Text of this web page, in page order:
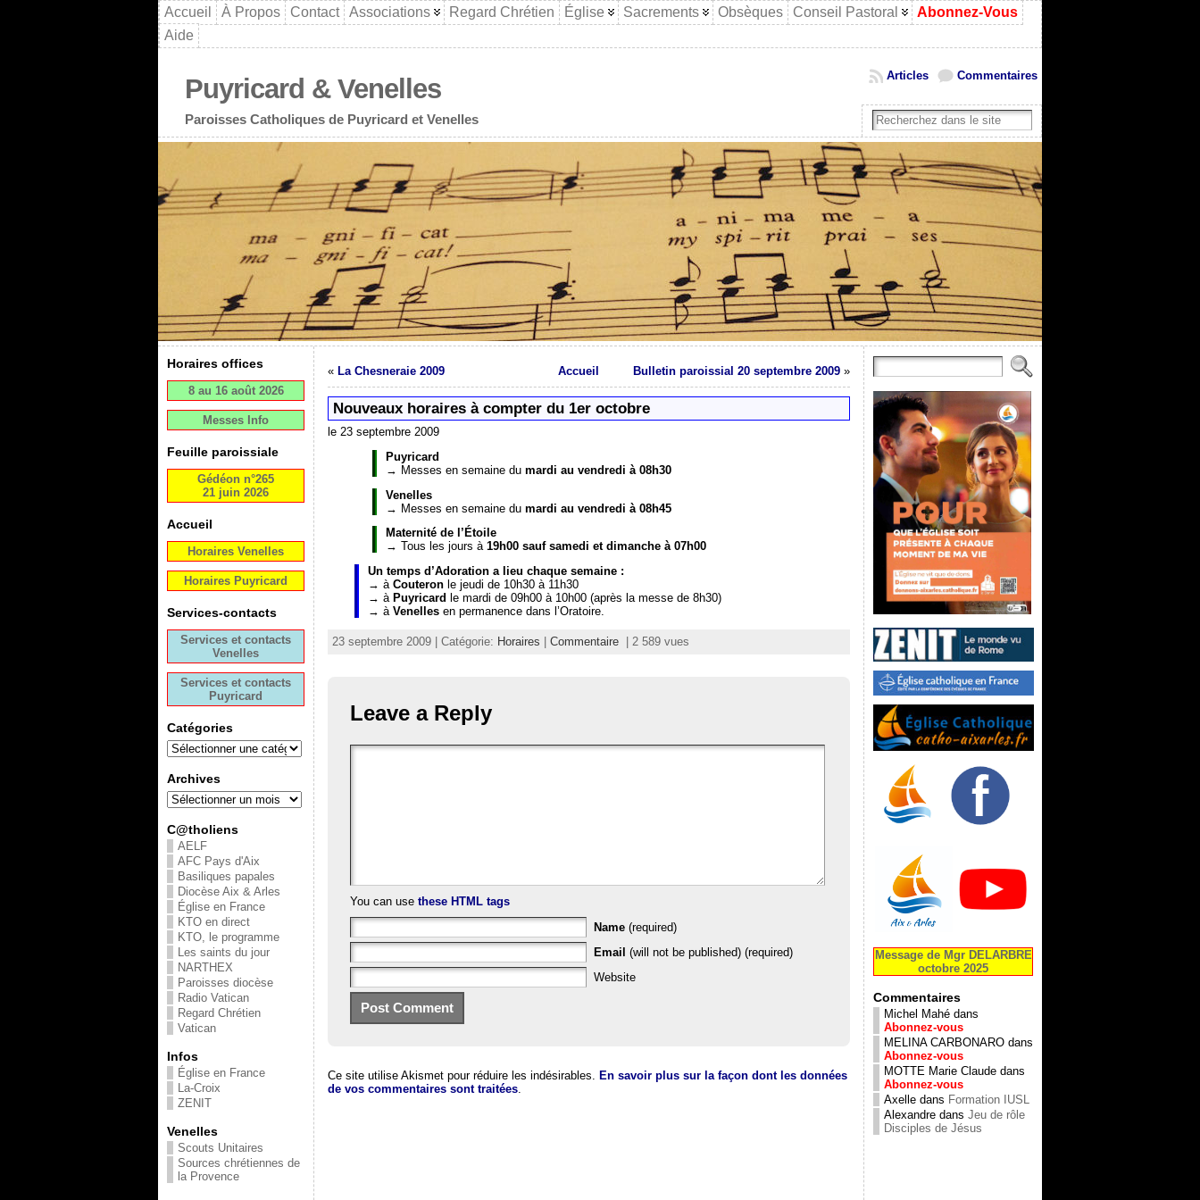
Accueil À Propos Contact Associations Regard Chrétien Église Sacrements Obsèques Conseil Pastoral
Abonnez-Vous
Aide
Puyricard & Venelles
Paroisses Catholiques de Puyricard et Venelles
Commentaires
Articles
Horaires offices
8 au 16 août 2026
Messes Info
Feuille paroissiale
Gédéon n°265
21 juin 2026
Accueil
Horaires Venelles
Horaires Puyricard
Services-contacts
Services et contacts
Venelles
Services et contacts
Puyricard
Catégories
Archives
C@tholiens
AELF
AFC Pays d'Aix
Basiliques papales
Diocèse Aix & Arles
Église en France
KTO en direct
KTO, le programme
Les saints du jour
NARTHEX
Paroisses diocèse
Radio Vatican
Regard Chrétien
Vatican
Infos
Église en France
La-Croix
ZENIT
Venelles
Scouts Unitaires
Sources chrétiennes de
la Provence
« La Chesneraie 2009 Accueil Bulletin paroissial 20 septembre 2009 »
Nouveaux horaires à compter du 1er octobre
le 23 septembre 2009
Puyricard
→ Messes en semaine du mardi au vendredi à 08h30
Venelles
→ Messes en semaine du mardi au vendredi à 08h45
Maternité de l’Étoile
→ Tous les jours à 19h00 sauf samedi et dimanche à 07h00
Un temps d’Adoration a lieu chaque semaine :
→ à Couteron le jeudi de 10h30 à 11h30
→ à Puyricard le mardi de 09h00 à 10h00 (après la messe de 8h30)
→ à Venelles en permanence dans l’Oratoire.
23 septembre 2009 | Catégorie: Horaires Commentaire | 2 589 vues
Leave a Reply
You can use these HTML tags
Name (required)
Email (will not be published) (required)
Website
Ce site utilise Akismet pour réduire les indésirables.
En savoir plus sur la façon dont les données
de vos commentaires sont traitées
Message de Mgr DELARBRE
octobre 2025
Commentaires
Michel Mahé dans
Abonnez-vous
MELINA CARBONARO dans
Abonnez-vous
MOTTE Marie Claude dans
Abonnez-vous
Axelle dans Formation IUSL
Alexandre dans Jeu de rôle
Disciples de Jésus